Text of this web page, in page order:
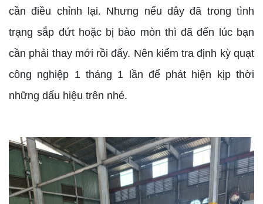
cần điều chỉnh lại. Nhưng nếu dây đã trong tình
trạng sắp đứt hoặc bị bào mòn thì đã đến lúc bạn
cần phải thay mới rồi đấy. Nên kiểm tra định kỳ quạt
công nghiệp 1 tháng 1 lần để phát hiện kịp thời
những dấu hiệu trên nhé.